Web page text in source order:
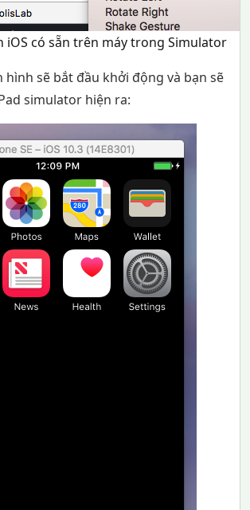
iOS có sẵn trên máy trong Simulator
hình sẽ bắt đầu khởi động và bạn sẽ
simulator hiện ra: